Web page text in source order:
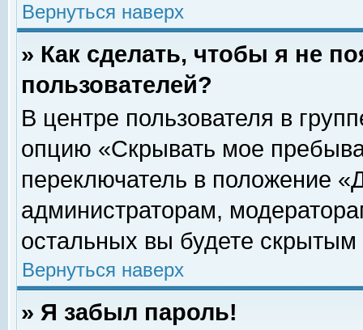
Вернуться наверх
» Как сделать, чтобы я не
пользователей?
В центре пользователя в
опцию «Скрывать мое
переключатель в положение
администраторам,
остальных вы будете скрытым
Вернуться наверх
» Я забыл пароль!